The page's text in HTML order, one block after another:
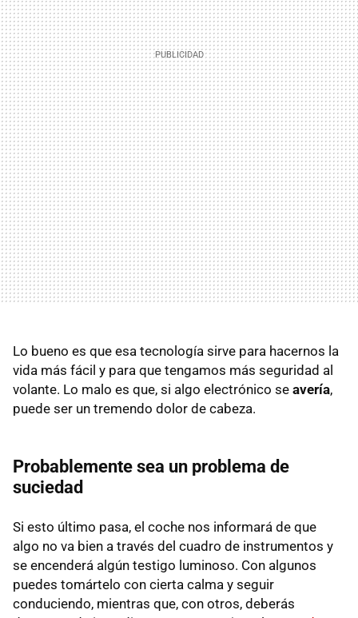
Lo bueno es que esa tecnología sirve para hacernos la
vida más fácil y para que tengamos más seguridad al
volante. Lo malo es que, si algo electrónico se avería,
puede ser un tremendo dolor de cabeza.
Probablemente sea un problema de
suciedad
Si esto último pasa, el coche nos informará de que
algo no va bien a través del cuadro de instrumentos y
se encenderá algún testigo luminoso. Con algunos
puedes tomártelo con cierta calma y seguir
conduciendo, mientras que, con otros, deberás